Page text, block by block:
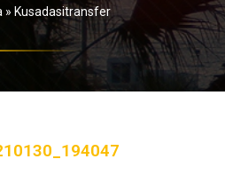
» Kusadasitransfer